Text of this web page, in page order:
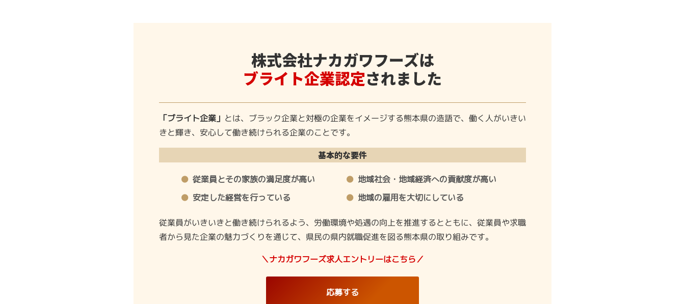
株式会社ナカガワフーズは
ブライト企業認定されました
「ブライト企業」 とは、ブラック企業と対極の企業をイメージする熊本県の造語で、働く人がいきい
きと輝き、安心して働き続けられる企業のことです。
基本的な要件
従業員とその家族の満足度が高い
地域社会・地域経済への貢献度が高い
安定した経営を行っている
地域の雇用を大切にしている
従業員がいきいきと働き続けられるよう、労働環境や処遇の向上を推進するとともに、従業員や求職
者から見た企業の魅力づくりを通じて、県民の県内就職促進を図る熊本県の取り組みです。
＼ナカガワフーズ求人エントリーはこちら／
応募する